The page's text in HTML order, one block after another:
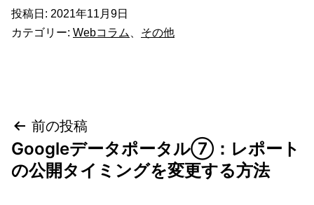
投稿日: 2021年11月9日
カテゴリー: Webコラム その他
投
稿
前の投稿
Googleデータポータル⑦：レポート
の公開タイミングを変更する方法